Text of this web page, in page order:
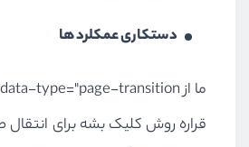
دستکاری عمکلرد ها
قراره روش کلیک بشه برای